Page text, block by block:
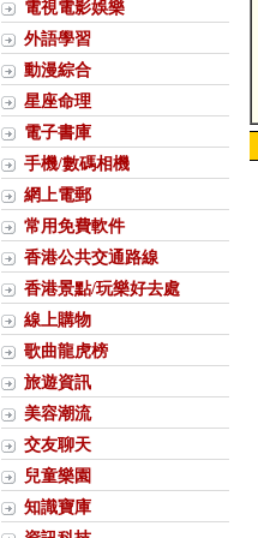
電視電影娛樂
外語學習
動漫綜合
星座命理
電子書庫
手機/數碼相機
網上電郵
常用免費軟件
香港公共交通路線
香港景點/玩樂好去處
線上購物
歌曲龍虎榜
旅遊資訊
美容潮流
交友聊天
兒童樂園
知識寶庫